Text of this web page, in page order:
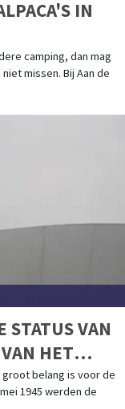
IN
camping, dan mag
missen. Bij Aan de
STATUS VAN
HET
groot belang is voor de
1945 werden de